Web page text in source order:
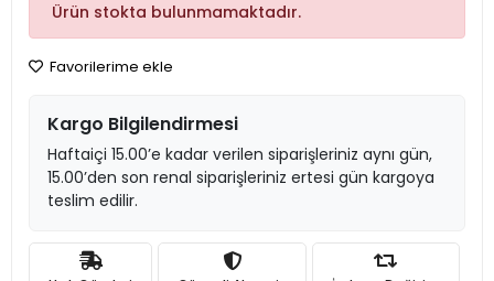
Ürün stokta bulunmamaktadır.
Favorilerime ekle
Kargo Bilgilendirmesi
Haftaiçi 15.00’e kadar verilen siparişleriniz aynı gün,
15.00’den son renal siparişleriniz ertesi gün kargoya
teslim edilir.